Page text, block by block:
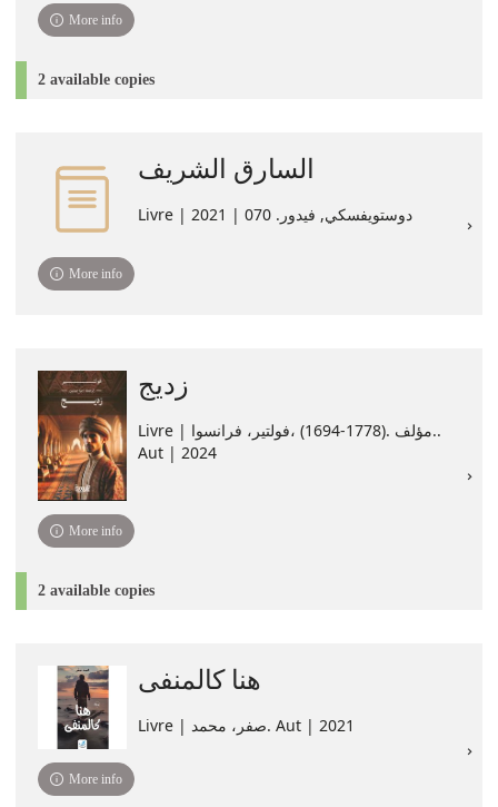
More info
2 available copies
السارق الشريف
Livre | دوستويفسكي, فيدور. 070 | 2021
More info
زديج
Livre | فولتير، فرانسوا،‪‪ (1694-1778). مؤلف.‪‪.
Aut | 2024
More info
2 available copies
هنا كالمنفى
Livre | صفر، محمد. Aut | 2021
More info